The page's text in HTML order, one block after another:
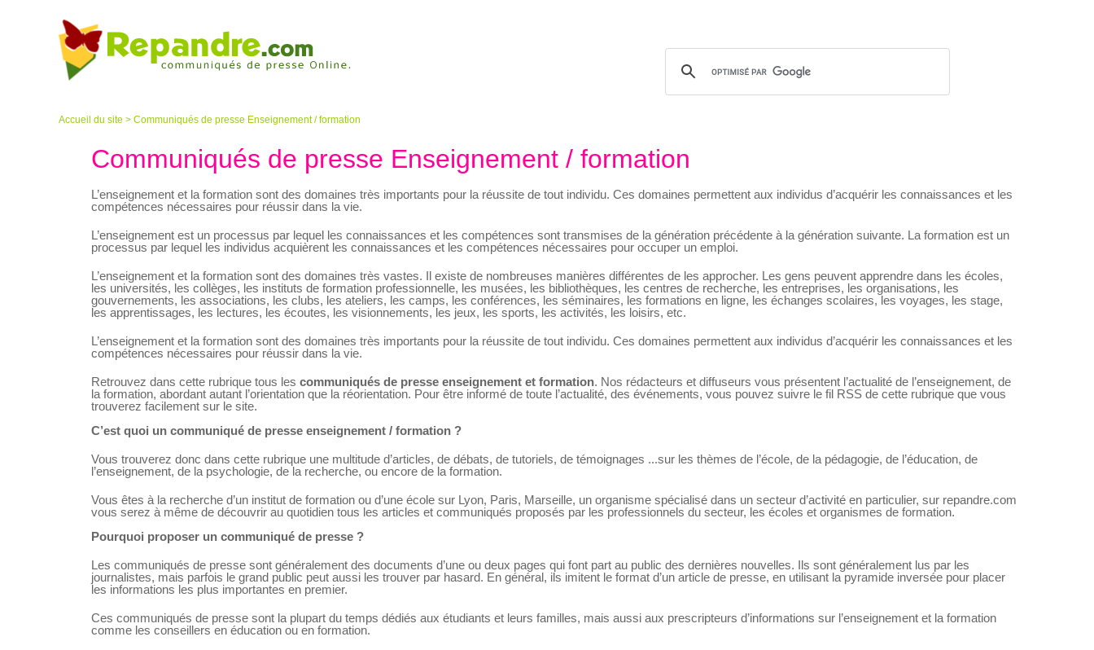
Accueil du site > Communiqués de presse Enseignement / formation
Communiqués de presse Enseignement / formation
L’enseignement et la formation sont des domaines très importants pour la réussite de tout individu. Ces domaines permettent aux individus d’acquérir les connaissances et les
compétences nécessaires pour réussir dans la vie.
L’enseignement est un processus par lequel les connaissances et les compétences sont transmises de la génération précédente à la génération suivante. La formation est un
processus par lequel les individus acquièrent les connaissances et les compétences nécessaires pour occuper un emploi.
L’enseignement et la formation sont des domaines très vastes. Il existe de nombreuses manières différentes de les approcher. Les gens peuvent apprendre dans les écoles,
les universités, les collèges, les instituts de formation professionnelle, les musées, les bibliothèques, les centres de recherche, les entreprises, les organisations, les
gouvernements, les associations, les clubs, les ateliers, les camps, les conférences, les séminaires, les formations en ligne, les échanges scolaires, les voyages, les stage,
les apprentissages, les lectures, les écoutes, les visionnements, les jeux, les sports, les activités, les loisirs, etc.
L’enseignement et la formation sont des domaines très importants pour la réussite de tout individu. Ces domaines permettent aux individus d’acquérir les connaissances et les
compétences nécessaires pour réussir dans la vie.
Retrouvez dans cette rubrique tous les communiqués de presse enseignement et formation. Nos rédacteurs et diffuseurs vous présentent l’actualité de l’enseignement, de
la formation, abordant autant l’orientation que la réorientation. Pour être informé de toute l’actualité, des événements, vous pouvez suivre le fil RSS de cette rubrique que vous
trouverez facilement sur le site.
C’est quoi un communiqué de presse enseignement / formation ?
Vous trouverez donc dans cette rubrique une multitude d’articles, de débats, de tutoriels, de témoignages ...sur les thèmes de l’école, de la pédagogie, de l’éducation, de
l’enseignement, de la psychologie, de la recherche, ou encore de la formation.
Vous êtes à la recherche d’un institut de formation ou d’une école sur Lyon, Paris, Marseille, un organisme spécialisé dans un secteur d’activité en particulier, sur repandre.com
vous serez à même de découvrir au quotidien tous les articles et communiqués proposés par les professionnels du secteur, les écoles et organismes de formation.
Pourquoi proposer un communiqué de presse ?
Les communiqués de presse sont généralement des documents d’une ou deux pages qui font part au public des dernières nouvelles. Ils sont généralement lus par les
journalistes, mais parfois le grand public peut aussi les trouver par hasard. En général, ils imitent le format d’un article de presse, en utilisant la pyramide inversée pour placer
les informations les plus importantes en premier.
Ces communiqués de presse sont la plupart du temps dédiés aux étudiants et leurs familles, mais aussi aux prescripteurs d’informations sur l’enseignement et la formation
comme les conseillers en éducation ou en formation.